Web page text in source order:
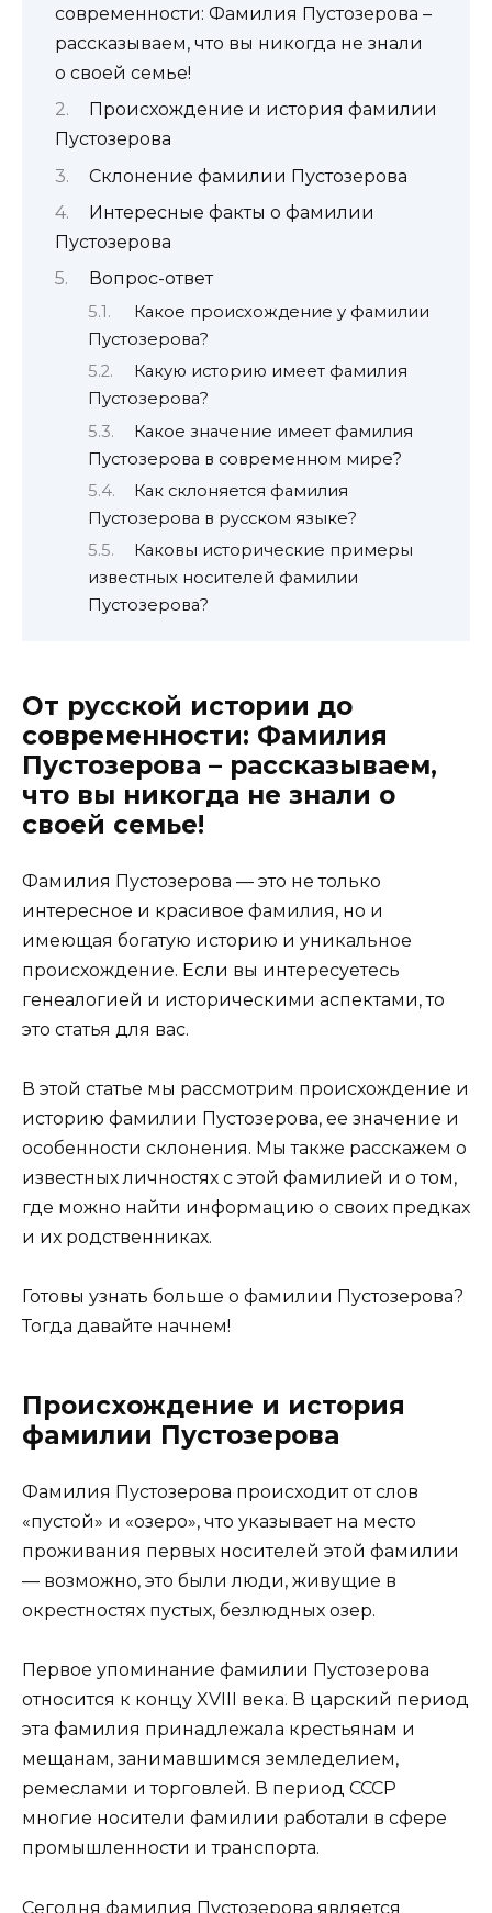
современности: Фамилия Пустозерова –
рассказываем, что вы никогда не знали
о своей семье!
Происхождение и история фамилии
Пустозерова
Склонение фамилии Пустозерова
Интересные факты о фамилии
Пустозерова
Вопрос-ответ
Какое происхождение у фамилии
Пустозерова?
Какую историю имеет фамилия
Пустозерова?
Какое значение имеет фамилия
Пустозерова в современном мире?
Как склоняется фамилия
Пустозерова в русском языке?
Каковы исторические примеры
известных носителей фамилии
Пустозерова?
От русской истории до
современности: Фамилия
Пустозерова – рассказываем,
что вы никогда не знали о
своей семье!
Фамилия Пустозерова — это не только
интересное и красивое фамилия, но и
имеющая богатую историю и уникальное
происхождение. Если вы интересуетесь
генеалогией и историческими аспектами, то
это статья для вас.
В этой статье мы рассмотрим происхождение и
историю фамилии Пустозерова, ее значение и
особенности склонения. Мы также расскажем о
известных личностях с этой фамилией и о том,
где можно найти информацию о своих предках
и их родственниках.
Готовы узнать больше о фамилии Пустозерова?
Тогда давайте начнем!
Происхождение и история
фамилии Пустозерова
Фамилия Пустозерова происходит от слов
«пустой» и «озеро», что указывает на место
проживания первых носителей этой фамилии
— возможно, это были люди, живущие в
окрестностях пустых, безлюдных озер.
Первое упоминание фамилии Пустозерова
относится к концу XVIII века. В царский период
эта фамилия принадлежала крестьянам и
мещанам, занимавшимся земледелием,
ремеслами и торговлей. В период СССР
многие носители фамилии работали в сфере
промышленности и транспорта.
Сегодня фамилия Пустозерова является